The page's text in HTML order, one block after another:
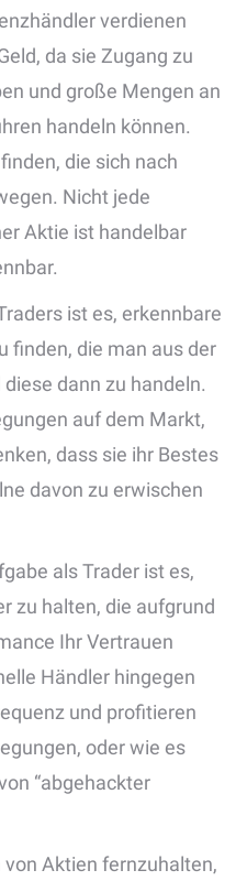
verdienen
da sie Zugang zu
und große Mengen an
handeln können.
die sich nach
Nicht jede
Aktie ist handelbar
ist es, erkennbare
finden, die man aus der
dann zu handeln.
auf dem Markt,
dass sie ihr Bestes
davon zu erwischen
als Trader ist es,
zu halten, die aufgrund
Ihr Vertrauen
Händler hingegen
und profitieren
oder wie es
“abgehackter
Aktien fernzuhalten,